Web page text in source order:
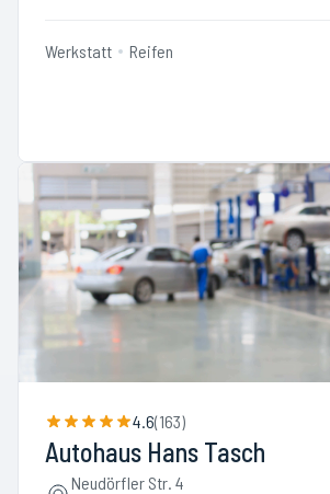
Werkstatt Reifen
4.6(163)
Autohaus Hans Tasch
Neudörfler Str. 4